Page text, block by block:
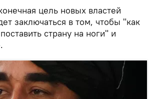
цель новых властей
заключаться в том, чтобы "как
страну на ноги" и